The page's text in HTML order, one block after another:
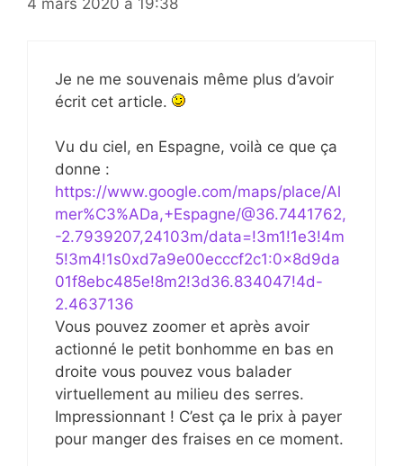
4 mars 2020 à 19:38
Je ne me souvenais même plus d’avoir
écrit cet article.
Vu du ciel, en Espagne, voilà ce que ça
donne :
https://www.google.com/maps/place/Al
mer%C3%ADa,+Espagne/@36.7441762,
-2.7939207,24103m/data=!3m1!1e3!4m
5!3m4!1s0xd7a9e00ecccf2c1:0x8d9da
01f8ebc485e!8m2!3d36.834047!4d-
2.4637136
Vous pouvez zoomer et après avoir
actionné le petit bonhomme en bas en
droite vous pouvez vous balader
virtuellement au milieu des serres.
Impressionnant ! C’est ça le prix à payer
pour manger des fraises en ce moment.